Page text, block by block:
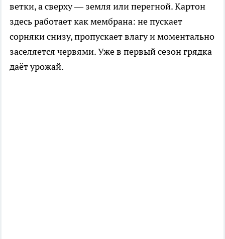
ветки, а сверху — земля или перегной. Картон
здесь работает как мембрана: не пускает
сорняки снизу, пропускает влагу и моментально
заселяется червями. Уже в первый сезон грядка
даёт урожай.